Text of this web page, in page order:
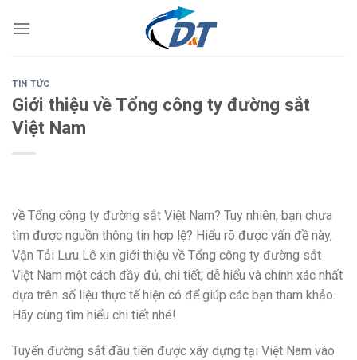
TIN TỨC
Giới thiệu về Tổng công ty đường sắt
Việt Nam
về Tổng công ty đường sắt Việt Nam? Tuy nhiên, bạn chưa
tìm được nguồn thông tin hợp lệ? Hiểu rõ được vấn đề này,
Vận Tải Lưu Lê xin giới thiệu về Tổng công ty đường sắt
Việt Nam một cách đầy đủ, chi tiết, dễ hiểu và chính xác nhất
dựa trên số liệu thực tế hiện có để giúp các bạn tham khảo.
Hãy cùng tìm hiểu chi tiết nhé!
Tuyến đường sắt đầu tiên được xây dựng tại Việt Nam vào